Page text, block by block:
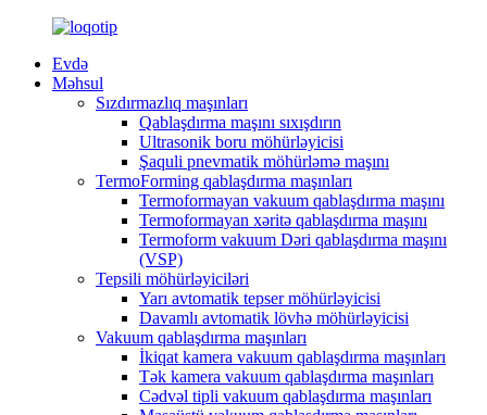
Evdə
Məhsul
Sızdırmazlıq maşınları
Qablaşdırma maşını sıxışdırın
Ultrasonik boru möhürləyicisi
Şaquli pnevmatik möhürləmə maşını
TermoForming qablaşdırma maşınları
Termoformayan vakuum qablaşdırma maşını
Termoformayan xəritə qablaşdırma maşını
Termoform vakuum Dəri qablaşdırma maşını
(VSP)
Tepsili möhürləyiciləri
Yarı avtomatik tepser möhürləyicisi
Davamlı avtomatik lövhə möhürləyicisi
Vakuum qablaşdırma maşınları
İkiqat kamera vakuum qablaşdırma maşınları
Tək kamera vakuum qablaşdırma maşınları
Cədvəl tipli vakuum qablaşdırma maşınları